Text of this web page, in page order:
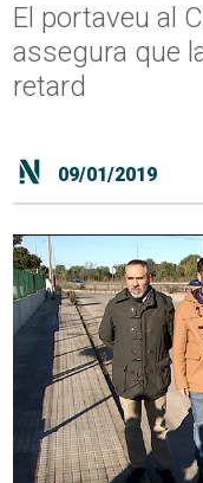
El portaveu al
assegura que
retard
09/01/2019